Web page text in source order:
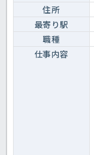
住所
最寄り駅
職種
仕事内容